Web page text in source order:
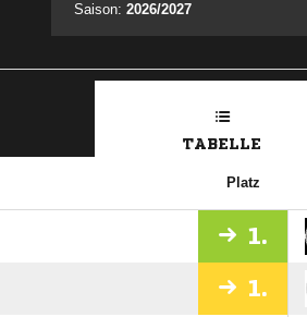
Saison: 2026/2027
TABELLE
Platz
1.
1.